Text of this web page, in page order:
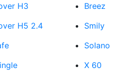
H3
H5 2.4
Breez
Smily
Solano
X 60